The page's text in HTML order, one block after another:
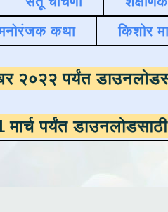
कथा किशोर
ऑक्टोबर २०२२
उपलब्ध ,